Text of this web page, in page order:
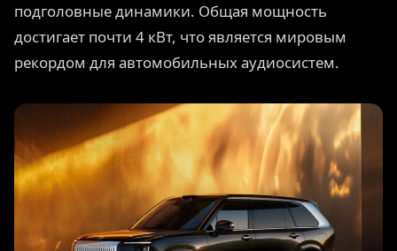
подголовные динамики. Общая мощность
достигает почти 4 кВт, что является мировым
рекордом для автомобильных аудиосистем.